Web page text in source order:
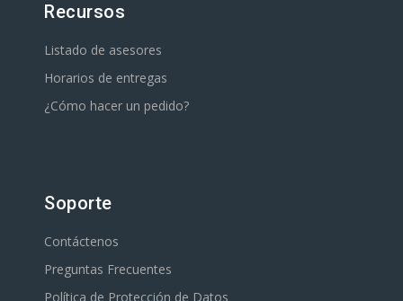
Recursos
Listado de asesores
Horarios de entregas
¿Cómo hacer un pedido?
Soporte
Contáctenos
Preguntas Frecuentes
Política de Protección de Datos